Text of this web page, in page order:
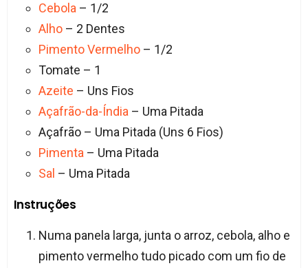
Cebola– 1/2
Alho– 2 Dentes
Pimento Vermelho– 1/2
Tomate – 1
Azeite – Uns Fios
Açafrão-da-Índia– Uma Pitada
Açafrão – Uma Pitada (Uns 6 Fios)
Pimenta– Uma Pitada
Sal – Uma Pitada
Instruções
Numa panela larga, junta o arroz, cebola, alho e
pimento vermelho tudo picado com um fio de